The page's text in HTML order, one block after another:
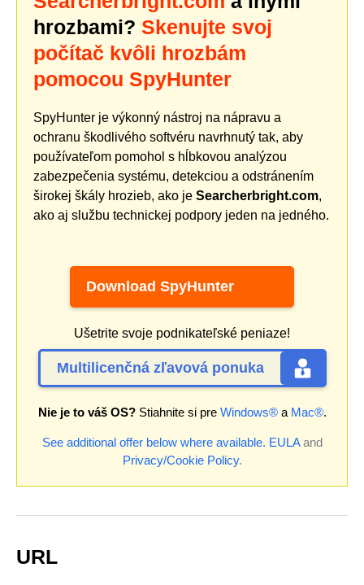
hrozbami? Skenujte svoj
počítač kvôli hrozbám
pomocou SpyHunter
SpyHunter je výkonný nástroj na nápravu a
ochranu škodlivého softvéru navrhnutý tak, aby
používateľom pomohol s hĺbkovou analýzou
zabezpečenia systému, detekciou a odstránením
širokej škály hrozieb, ako je Searcherbright.com,
ako aj službu technickej podpory jeden na jedného.
Download SpyHunter
Ušetrite svoje podnikateľské peniaze!
Multilicenčná zľavová ponuka
Nie je to váš OS?Stiahnite si pre Windows®a Mac®.
See additional offer below where available. EULAand
Privacy/Cookie Policy.
URL